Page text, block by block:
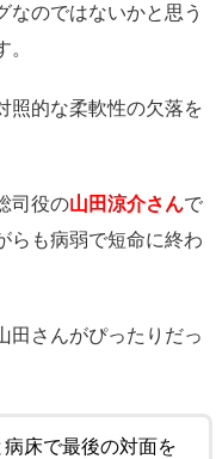
なのではないかと思う
照的な柔軟性の欠落を
司役の山田涼介さんで
らも病弱で短命に終わ
田さんがぴったりだっ
床で最後の対面を